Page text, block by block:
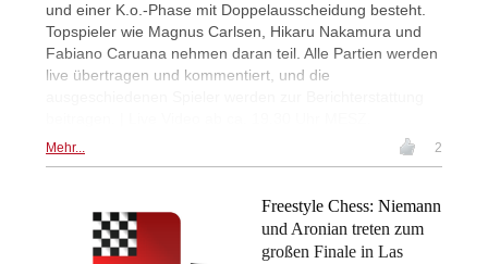
und einer K.o.-Phase mit Doppelausscheidung besteht.
Topspieler wie Magnus Carlsen, Hikaru Nakamura und
Fabiano Caruana nehmen daran teil. Alle Partien werden
live übertragen und kommentiert, und die
Mehr... 2
Freestyle Chess: Niemann
und Aronian treten zum
großen Finale in Las